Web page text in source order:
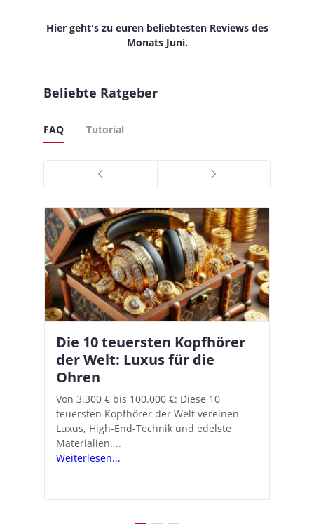
Hier geht's zu euren beliebtesten Reviews des
Monats Juni.
Beliebte Ratgeber
FAQ Tutorial
Die 10 teuersten Kopfhörer
der Welt: Luxus für die
Ohren
Von 3.300 € bis 100.000 €: Diese 10
teuersten Kopfhörer der Welt vereinen
Luxus, High-End-Technik und edelste
Materialien....
Weiterlesen...
Apple AirPods Pro 2 und iOS
18.1: So richtet ihr das neue
Hörgeräte-Feature ein
Mit iOS 18.1 und den AirPods Pro 2
verwandelt Apple seine In-Ear-Kopfhörer
in kostengünstige Hörhilfen. In wenigen
Schritten...
Weiterlesen...